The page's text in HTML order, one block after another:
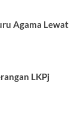
Agama Lewat
LKPj